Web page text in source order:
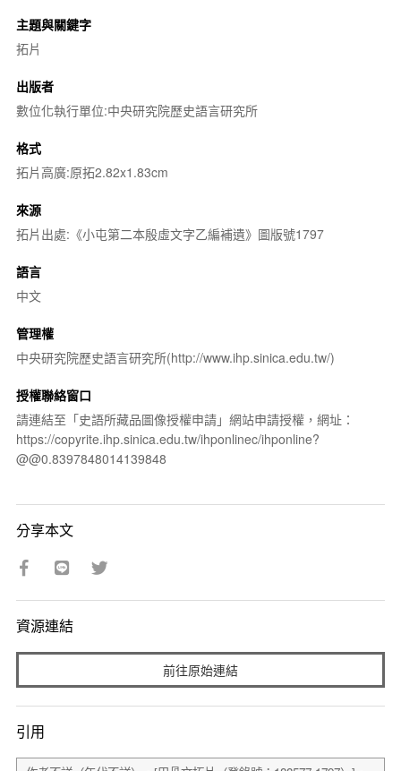
主題與關鍵字
拓片
出版者
數位化執行單位:中央研究院歷史語言研究所
格式
拓片高廣:原拓2.82x1.83cm
來源
拓片出處:《小屯第二本殷虛文字乙編補遺》圖版號1797
語言
中文
管理權
中央研究院歷史語言研究所(http://www.ihp.sinica.edu.tw/)
授權聯絡窗口
請連結至「史語所藏品圖像授權申請」網站申請授權，網址：
https://copyrite.ihp.sinica.edu.tw/ihponlinec/ihponline?
@@0.8397848014139848
分享本文
資源連結
前往原始連結
引用